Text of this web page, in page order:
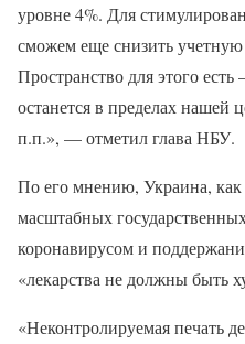
уровне 4%. Для
сможем еще снизить учетную
Пространство для этого
останется в пределах нашей
п.п.», — отметил глава НБУ.
По его мнению, Украина, как
масштабных
коронавирусом и
«лекарства не должны быть
«Неконтролируемая печать